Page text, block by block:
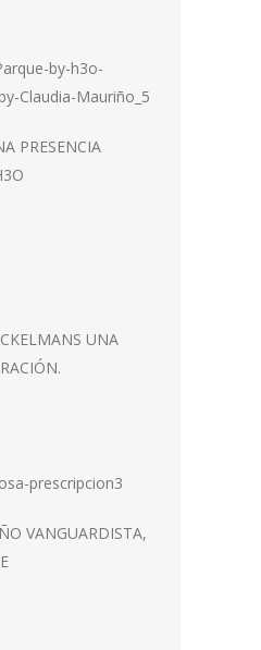
PRESENCIA
UNA
VANGUARDISTA,